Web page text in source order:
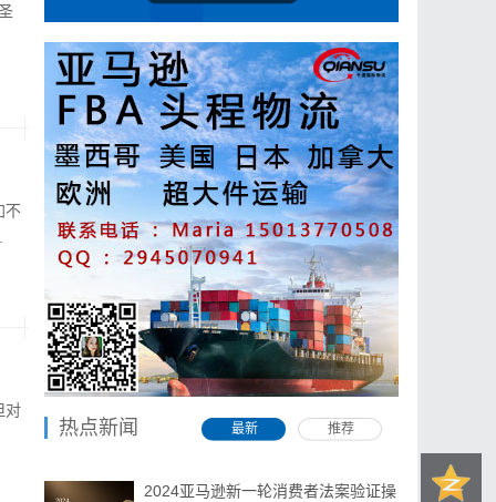
不
对
热点新闻 最新 推荐
2024亚马逊新一轮消费者法案验证操